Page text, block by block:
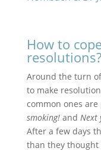
How to
resolutions?
Around the turn
to make
common ones
smoking!and Next
After a few days
than they thought